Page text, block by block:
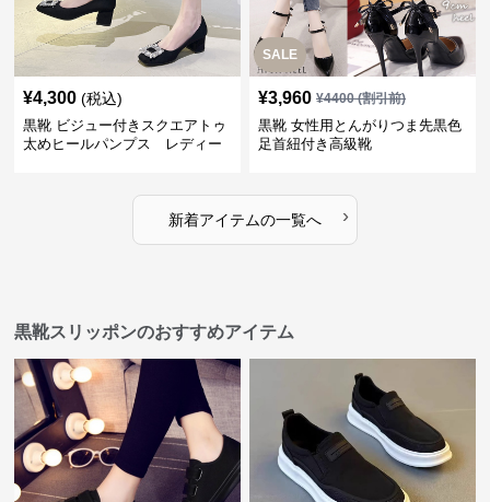
¥4,300 (税込)
黒靴 ビジュー付きスクエアトゥ
太めヒールパンプス レディー
SALE
¥3,960 ¥4400(割引前)
黒靴 女性用とんがりつま先黒色
足首紐付き高級靴
新着アイテムの一覧へ ›
黒靴スリッポンのおすすめアイテム